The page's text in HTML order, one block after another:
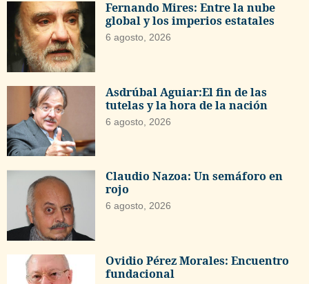
Fernando Mires: Entre la nube
global y los imperios estatales
6 agosto, 2026
Asdrúbal Aguiar:El fin de las
tutelas y la hora de la nación
6 agosto, 2026
Claudio Nazoa: Un semáforo en
rojo
6 agosto, 2026
Ovidio Pérez Morales: Encuentro
fundacional